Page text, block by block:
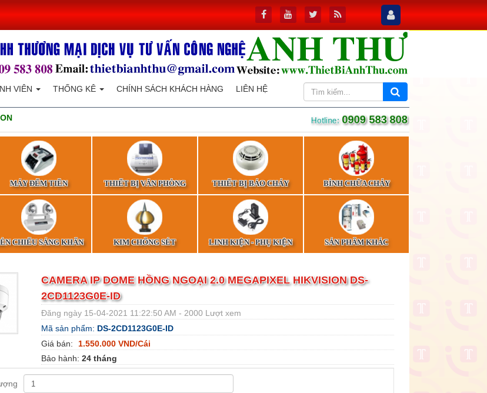
VIÊN THỐNG KÊ CHÍNH SÁCH KHÁCH HÀNG LIÊN HỆ
Hotline:0909 583 808
MÁY ĐẾM TIỀN THIẾT BỊ VĂN PHÒNG THIẾT BỊ BÁO CHÁY BÌNH CHỮA CHÁY
CHIẾU SÁNG KHẨN
KIM CHỐNG SÉT LINH KIỆN - PHỤ KIỆN SẢN PHẨM KHÁC
CAMERA IP DOME HỒNG NGOẠI 2.0 MEGAPIXEL HIKVISION DS-
2CD1123G0E-ID
Đăng ngày 15-04-2021 11:22:50 AM - 2000 Lượt xem
Mã sản phẩm: DS-2CD1123G0E-ID
Giá bán:
1.550.000 VND/Cái
Bảo hành:24 tháng